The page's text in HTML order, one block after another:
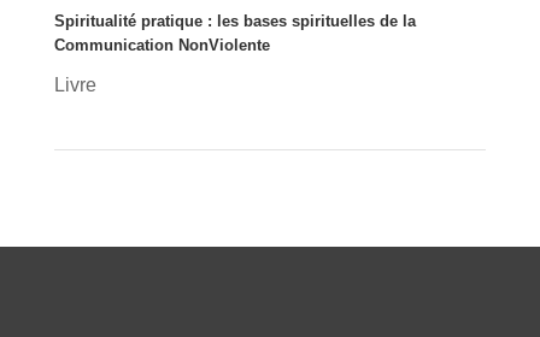
Spiritualité pratique : les bases spirituelles de la
Communication NonViolente
Livre